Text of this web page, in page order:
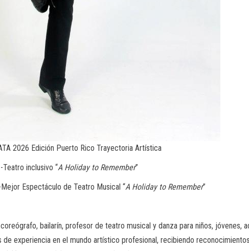
2026 Edición Puerto Rico Trayectoria Artística
inclusivo “A Holiday to Remember”
Espectáculo de Teatro Musical “A Holiday to Remember”
bailarín, profesor de teatro musical y danza para niños, jóvenes,
de experiencia en el mundo artístico profesional, recibiendo